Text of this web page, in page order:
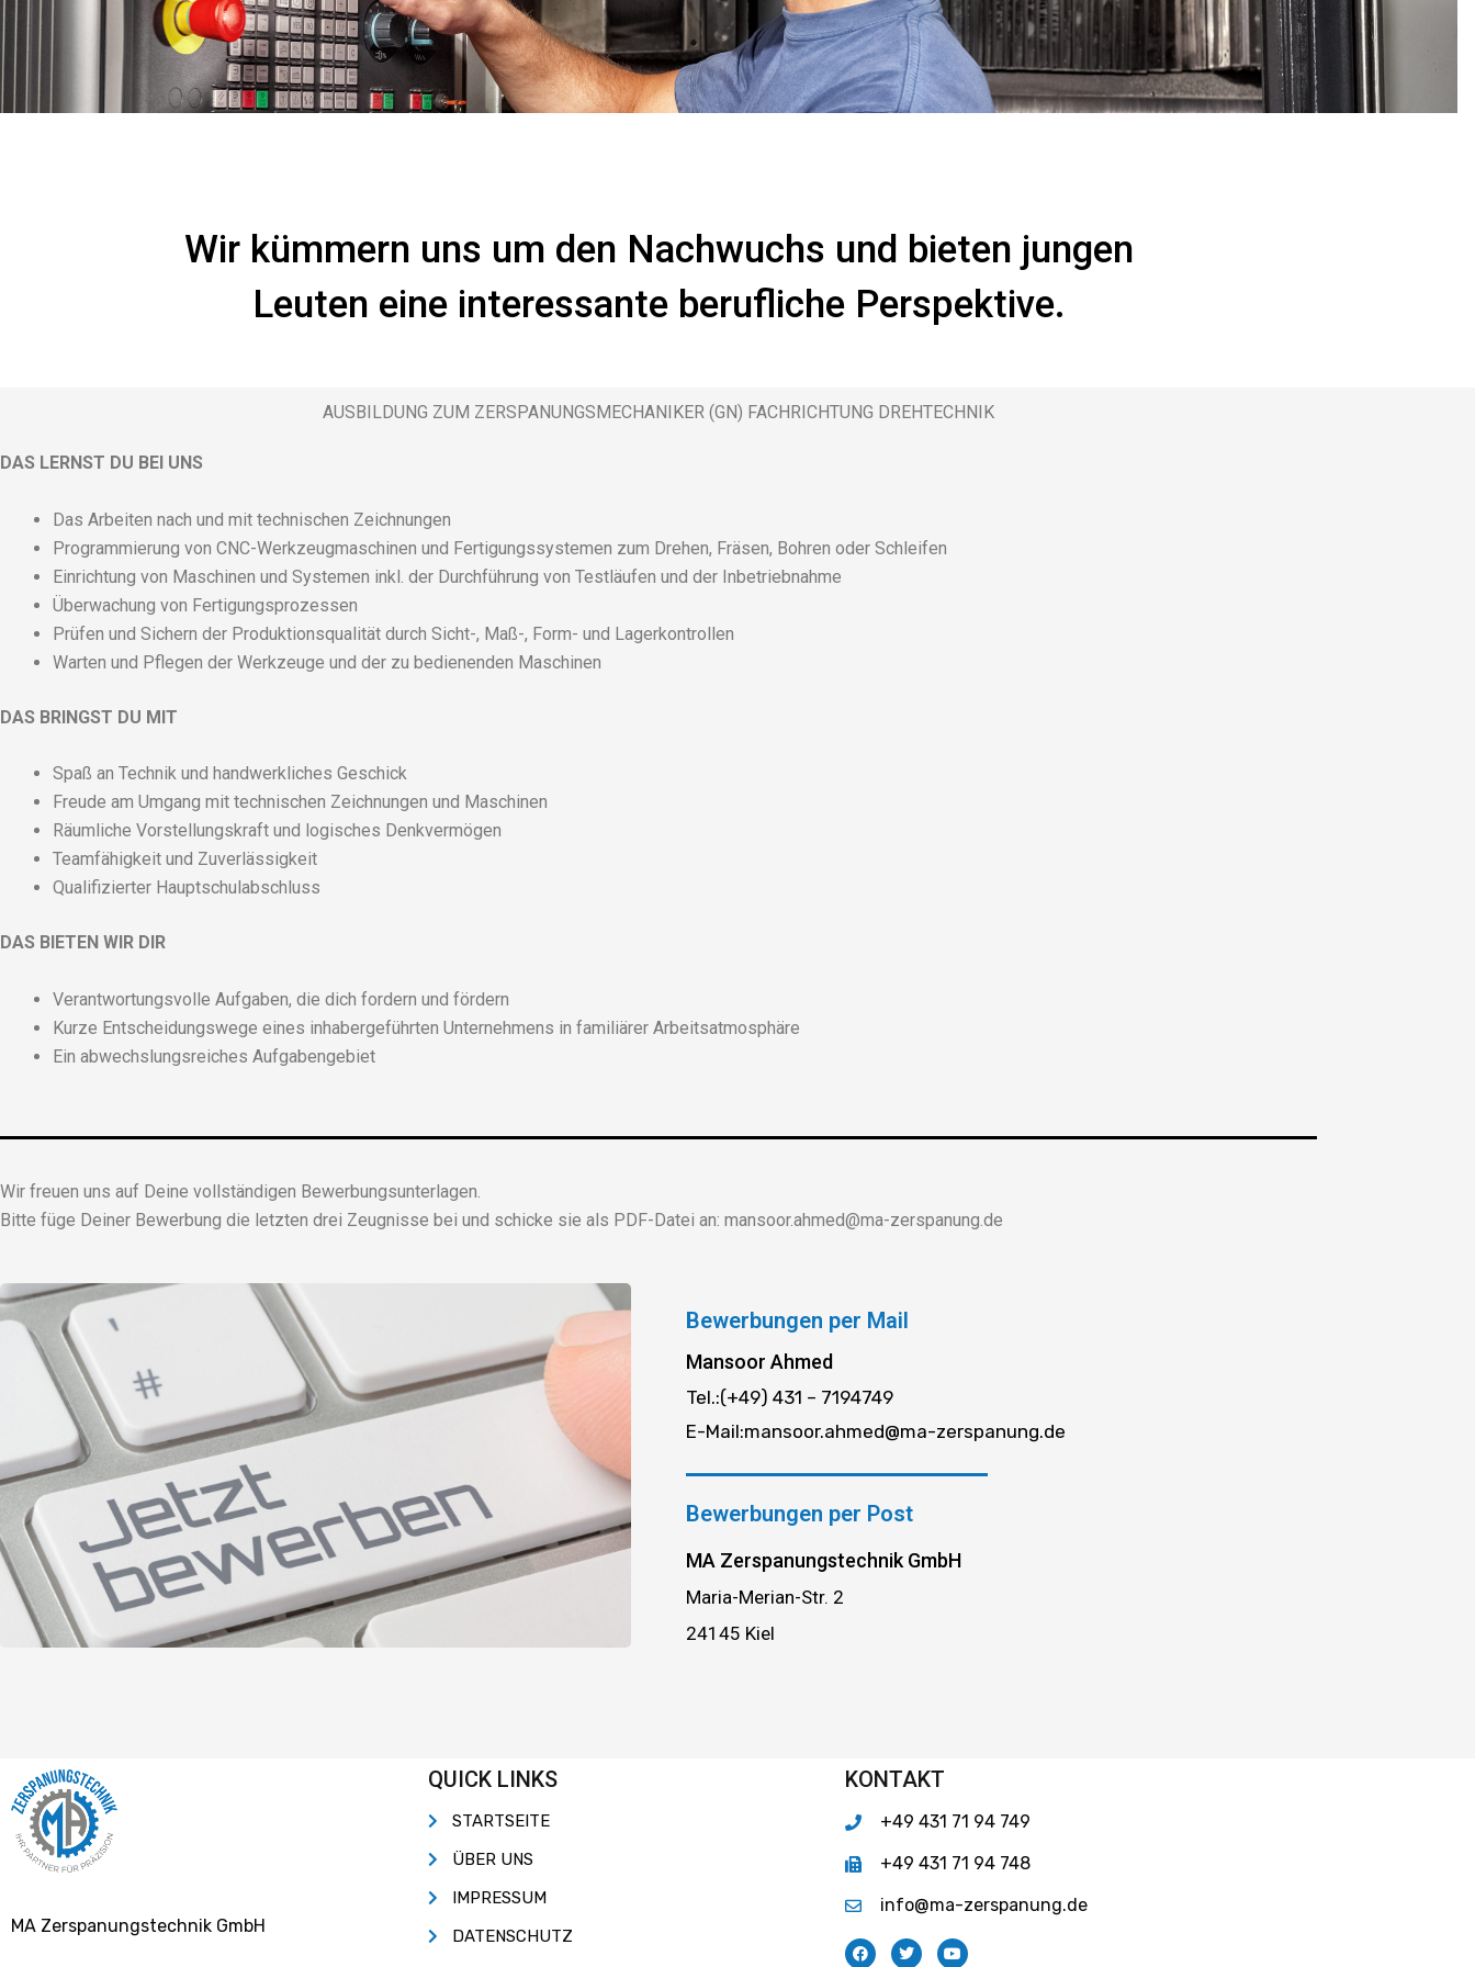
Wir kümmern uns um den Nachwuchs und bieten jungen
Leuten eine interessante berufliche Perspektive.
AUSBILDUNG ZUM ZERSPANUNGSMECHANIKER (GN) FACHRICHTUNG DREHTECHNIK
DAS LERNST DU BEI UNS
Das Arbeiten nach und mit technischen Zeichnungen
Programmierung von CNC-Werkzeugmaschinen und Fertigungssystemen zum Drehen, Fräsen, Bohren oder Schleifen
Einrichtung von Maschinen und Systemen inkl. der Durchführung von Testläufen und der Inbetriebnahme
Überwachung von Fertigungsprozessen
Prüfen und Sichern der Produktionsqualität durch Sicht-, Maß-, Form- und Lagerkontrollen
Warten und Pflegen der Werkzeuge und der zu bedienenden Maschinen
DAS BRINGST DU MIT
Spaß an Technik und handwerkliches Geschick
Freude am Umgang mit technischen Zeichnungen und Maschinen
Räumliche Vorstellungskraft und logisches Denkvermögen
Teamfähigkeit und Zuverlässigkeit
Qualifizierter Hauptschulabschluss
DAS BIETEN WIR DIR
Verantwortungsvolle Aufgaben, die dich fordern und fördern
Kurze Entscheidungswege eines inhabergeführten Unternehmens in familiärer Arbeitsatmosphäre
Ein abwechslungsreiches Aufgabengebiet
Wir freuen uns auf Deine vollständigen Bewerbungsunterlagen.
Bitte füge Deiner Bewerbung die letzten drei Zeugnisse bei und schicke sie als PDF-Datei an: mansoor.ahmed@ma-zerspanung.de​
Bewerbungen per Mail
Mansoor Ahmed
Tel.:(+49) 431 – 7194749
E-Mail:mansoor.ahmed@ma-zerspanung.de
Bewerbungen per Post
MA Zerspanungstechnik GmbH
Maria-Merian-Str. 2
24145 Kiel
MA Zerspanungstechnik GmbH
QUICK LINKS
STARTSEITE
ÜBER UNS
IMPRESSUM
DATENSCHUTZ
KONTAKT
+49 431 71 94 749
+49 431 71 94 748
info@ma-zerspanung.de
F
a
T
w
Y
o